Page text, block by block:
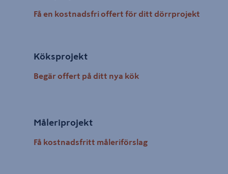
Få en kostnadsfri offert för ditt dörrprojekt
Köksprojekt
Begär offert på ditt nya kök
Måleriprojekt
Få kostnadsfritt måleriförslag